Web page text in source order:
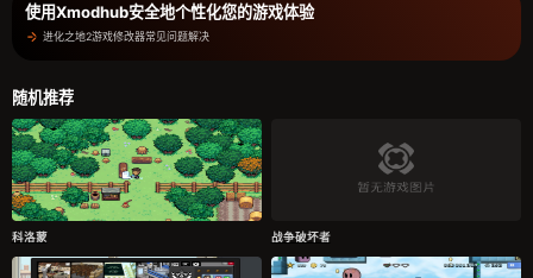
使用Xmodhub安全地个性化您的游戏体验
进化之地2游戏修改器常见问题解决
随机推荐
科洛蒙 战争破坏者